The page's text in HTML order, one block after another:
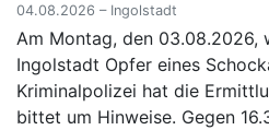
04.08.2026 – Ingolstadt
Am Montag, den 03.08.2026,
Ingolstadt Opfer eines
Kriminalpolizei hat die
bittet um Hinweise. Gegen